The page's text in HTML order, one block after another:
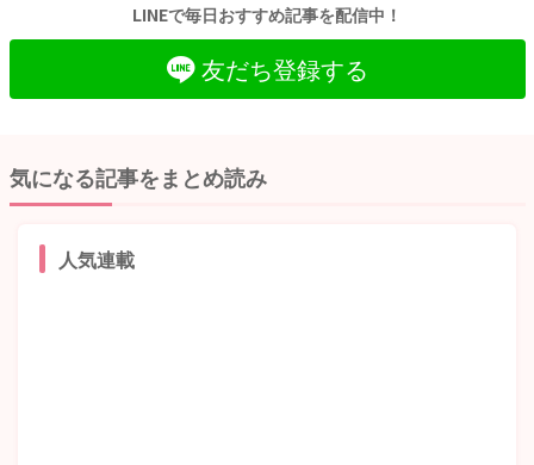
LINEで毎日おすすめ記事を配信中！
友だち登録する
気になる記事をまとめ読み
人気連載